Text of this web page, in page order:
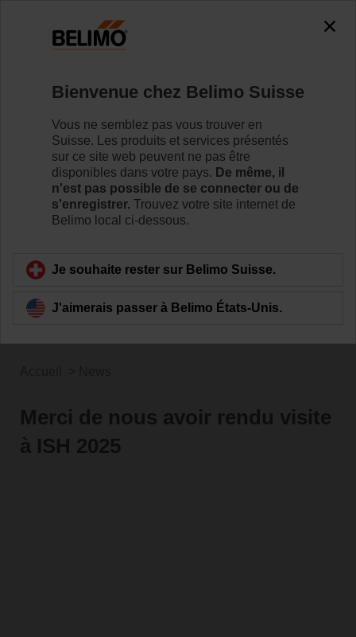
Merci de nous avoir rendu visite
à ISH 2025
Bienvenue chez Belimo Suisse
Vous ne semblez pas vous trouver en
Suisse. Les produits et services présentés
sur ce site web peuvent ne pas être
disponibles dans votre pays. De même, il
n'est pas possible de se connecter ou de
s'enregistrer. Trouvez votre site internet de
Belimo local ci-dessous.
Je souhaite rester sur Belimo Suisse.
J'aimerais passer à Belimo États-Unis.